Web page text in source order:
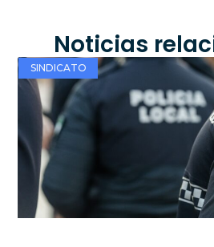
Noticias
SINDICATO